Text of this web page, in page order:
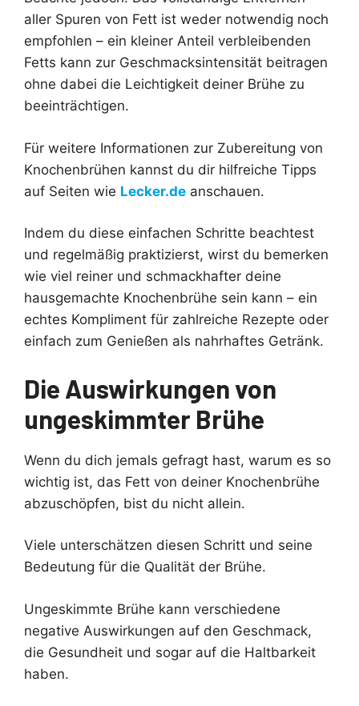
aller Spuren von Fett ist weder notwendig noch
empfohlen – ein kleiner Anteil verbleibenden
Fetts kann zur Geschmacksintensität beitragen
ohne dabei die Leichtigkeit deiner Brühe zu
beeinträchtigen.
Für weitere Informationen zur Zubereitung von
Knochenbrühen kannst du dir hilfreiche Tipps
auf Seiten wie Lecker.de anschauen.
Indem du diese einfachen Schritte beachtest
und regelmäßig praktizierst, wirst du bemerken
wie viel reiner und schmackhafter deine
hausgemachte Knochenbrühe sein kann – ein
echtes Kompliment für zahlreiche Rezepte oder
einfach zum Genießen als nahrhaftes Getränk.
Die Auswirkungen von
ungeskimmter Brühe
Wenn du dich jemals gefragt hast, warum es so
wichtig ist, das Fett von deiner Knochenbrühe
abzuschöpfen, bist du nicht allein.
Viele unterschätzen diesen Schritt und seine
Bedeutung für die Qualität der Brühe.
Ungeskimmte Brühe kann verschiedene
negative Auswirkungen auf den Geschmack,
die Gesundheit und sogar auf die Haltbarkeit
haben.